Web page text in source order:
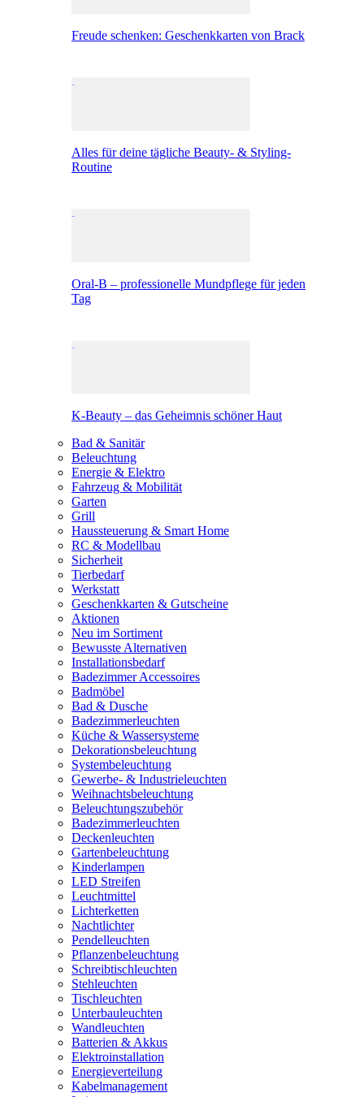
Freude schenken: Geschenkkarten von Brack
Alles für deine tägliche Beauty- & Styling-
Routine
Oral-B – professionelle Mundpflege für jeden
Tag
K-Beauty – das Geheimnis schöner Haut
Bad & Sanitär
Beleuchtung
Energie & Elektro
Fahrzeug & Mobilität
Garten
Grill
Haussteuerung & Smart Home
RC & Modellbau
Sicherheit
Tierbedarf
Werkstatt
Geschenkkarten & Gutscheine
Aktionen
Neu im Sortiment
Bewusste Alternativen
Installationsbedarf
Badezimmer Accessoires
Badmöbel
Bad & Dusche
Badezimmerleuchten
Küche & Wassersysteme
Dekorationsbeleuchtung
Systembeleuchtung
Gewerbe- & Industrieleuchten
Weihnachtsbeleuchtung
Beleuchtungszubehör
Badezimmerleuchten
Deckenleuchten
Gartenbeleuchtung
Kinderlampen
LED Streifen
Leuchtmittel
Lichterketten
Nachtlichter
Pendelleuchten
Pflanzenbeleuchtung
Schreibtischleuchten
Stehleuchten
Tischleuchten
Unterbauleuchten
Wandleuchten
Batterien & Akkus
Elektroinstallation
Energieverteilung
Kabelmanagement